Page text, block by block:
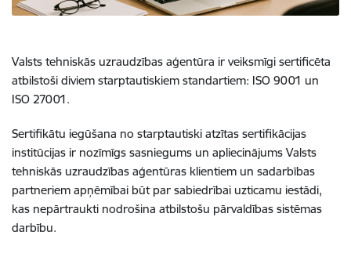
Valsts tehniskās uzraudzības aģentūra ir veiksmīgi sertificēta
atbilstoši diviem starptautiskiem standartiem: ISO 9001 un
ISO 27001.
Sertifikātu iegūšana no starptautiski atzītas sertifikācijas
institūcijas ir nozīmīgs sasniegums un apliecinājums Valsts
tehniskās uzraudzības aģentūras klientiem un sadarbības
partneriem apņēmībai būt par sabiedrībai uzticamu iestādi,
kas nepārtraukti nodrošina atbilstošu pārvaldības sistēmas
darbību.